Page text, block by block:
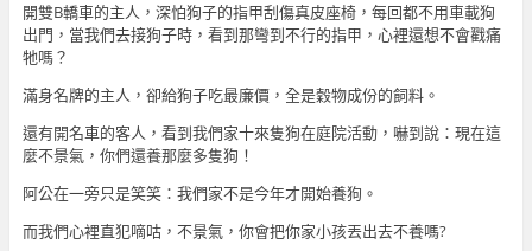
開雙B轎車的主人，深怕狗子的指甲刮傷真皮座椅，每回都不用車載狗
出門，當我們去接狗子時，看到那彎到不行的指甲，心裡還想不會戳痛
牠嗎？
滿身名牌的主人，卻給狗子吃最廉價，全是穀物成份的飼料。
還有開名車的客人，看到我們家十來隻狗在庭院活動，嚇到說：現在這
麼不景氣，你們還養那麼多隻狗！
阿公在一旁只是笑笑：我們家不是今年才開始養狗。
而我們心裡直犯嘀咕，不景氣，你會把你家小孩丟出去不養嗎?